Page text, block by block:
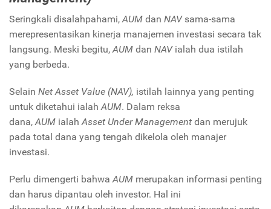
Seringkali disalahpahami, AUM dan NAV sama-sama
merepresentasikan kinerja manajemen investasi secara tak
langsung. Meski begitu, AUM dan NAV ialah dua istilah
yang berbeda.
Selain Net Asset Value (NAV), istilah lainnya yang penting
untuk diketahui ialah AUM. Dalam reksa
dana, AUM ialah Asset Under Management dan merujuk
pada total dana yang tengah dikelola oleh manajer
investasi.
Perlu dimengerti bahwa AUM merupakan informasi penting
dan harus dipantau oleh investor. Hal ini